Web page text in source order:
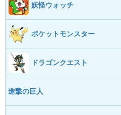
妖怪ウォッチ
ポケットモンスター
ドラゴンクエスト
進撃の巨人